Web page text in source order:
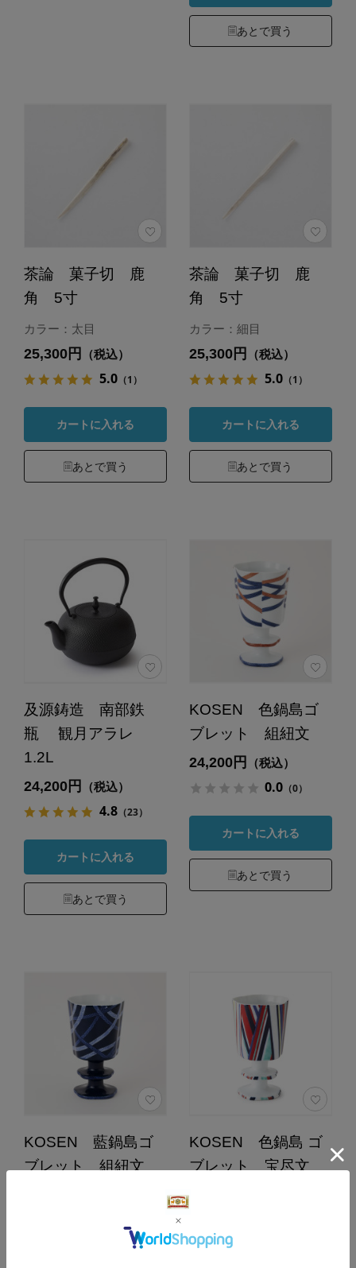
あとで買う
茶論 菓子切 鹿
角 5寸
カラー：太目
25,300円 （税込）
5.0（1）
カートに入れる
あとで買う
茶論 菓子切 鹿
角 5寸
カラー：細目
25,300円 （税込）
5.0（1）
カートに入れる
あとで買う
及源鋳造 南部鉄
瓶 観月アラレ
1.2L
24,200円 （税込）
4.8（23）
カートに入れる
あとで買う
KOSEN 色鍋島ゴ
ブレット 組紐文
24,200円 （税込）
0.0（0）
カートに入れる
あとで買う
KOSEN 藍鍋島ゴ
ブレット 組紐文
KOSEN 色鍋島 ゴ
ブレット 宝尽文
24,200円